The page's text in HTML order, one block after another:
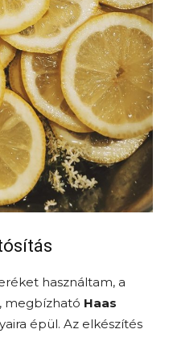
használtam, a
megbízható Haas
épül. Az elkészítés